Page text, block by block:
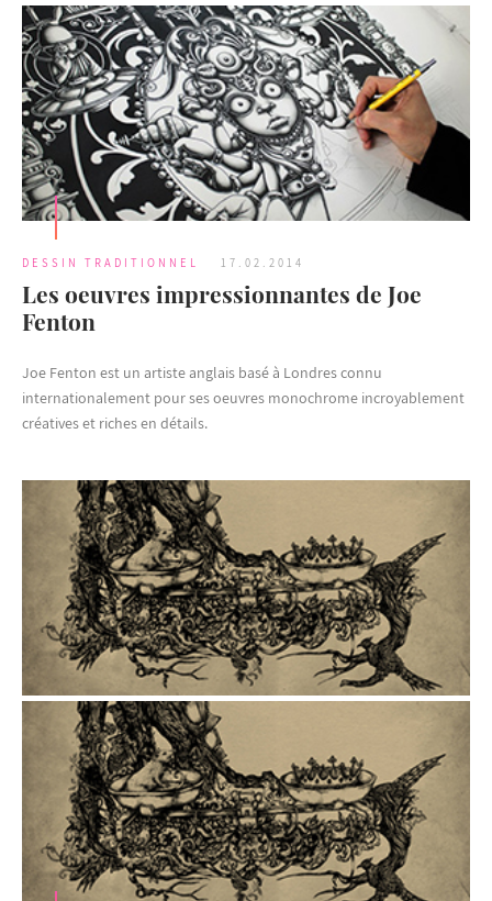
DESSIN TRADITIONNEL 17.02.2014
Les oeuvres impressionnantes de Joe
Fenton
Joe Fenton est un artiste anglais basé à Londres connu
internationalement pour ses oeuvres monochrome incroyablement
créatives et riches en détails.